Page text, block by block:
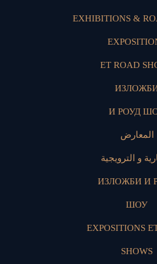
EXHIBITIONS &
ET ROAD
И РОУД
المعارض
و الترويجية
ИЗЛОЖБИ И
ШОУ
EXPOSITIONS
SHOWS